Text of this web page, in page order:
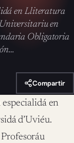
en Lliteratura
en
Obligatoria
Compartir
en
d’Uviéu.